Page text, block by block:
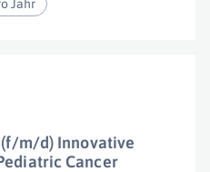
Jahr
m/d) Innovative
Cancer